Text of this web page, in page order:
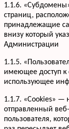
1.1.6.
страниц,
принадлежащие
внизу который
Администрации
1.1.5.
имеющее доступ к
использующее
1.1.7. «Cookies» —
отправленный
пользователя,